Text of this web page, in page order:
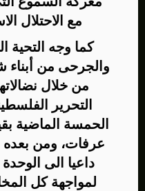
مع الاحتلال
كما وجه التحية
والجرحى من أبناء
من خلال
التحرير
الحمسة الماضية
عرفات، ومن
داعيا الى
لمواجهة كل